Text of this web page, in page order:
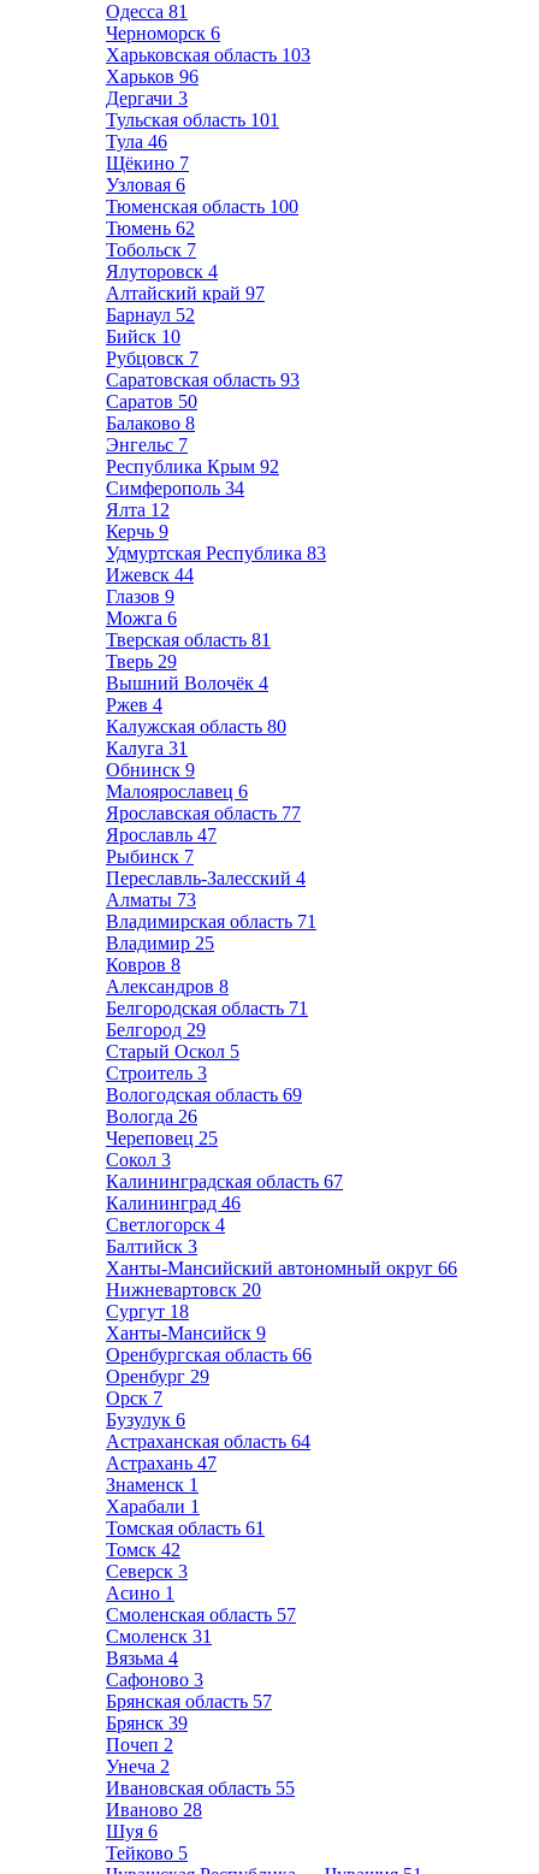
Одесса 81
Черноморск 6
Харьковская область 103
Харьков 96
Дергачи 3
Тульская область 101
Тула 46
Щёкино 7
Узловая 6
Тюменская область 100
Тюмень 62
Тобольск 7
Ялуторовск 4
Алтайский край 97
Барнаул 52
Бийск 10
Рубцовск 7
Саратовская область 93
Саратов 50
Балаково 8
Энгельс 7
Республика Крым 92
Симферополь 34
Ялта 12
Керчь 9
Удмуртская Республика 83
Ижевск 44
Глазов 9
Можга 6
Тверская область 81
Тверь 29
Вышний Волочёк 4
Ржев 4
Калужская область 80
Калуга 31
Обнинск 9
Малоярославец 6
Ярославская область 77
Ярославль 47
Рыбинск 7
Переславль-Залесский 4
Алматы 73
Владимирская область 71
Владимир 25
Ковров 8
Александров 8
Белгородская область 71
Белгород 29
Старый Оскол 5
Строитель 3
Вологодская область 69
Вологда 26
Череповец 25
Сокол 3
Калининградская область 67
Калининград 46
Светлогорск 4
Балтийск 3
Ханты-Мансийский автономный округ 66
Нижневартовск 20
Сургут 18
Ханты-Мансийск 9
Оренбургская область 66
Оренбург 29
Орск 7
Бузулук 6
Астраханская область 64
Астрахань 47
Знаменск 1
Харабали 1
Томская область 61
Томск 42
Северск 3
Асино 1
Смоленская область 57
Смоленск 31
Вязьма 4
Сафоново 3
Брянская область 57
Брянск 39
Почеп 2
Унеча 2
Ивановская область 55
Иваново 28
Шуя 6
Тейково 5